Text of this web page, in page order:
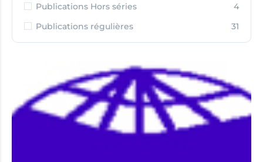
Publications Hors séries
4
Publications régulières
31